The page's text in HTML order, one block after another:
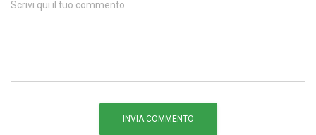
Scrivi qui il tuo commento